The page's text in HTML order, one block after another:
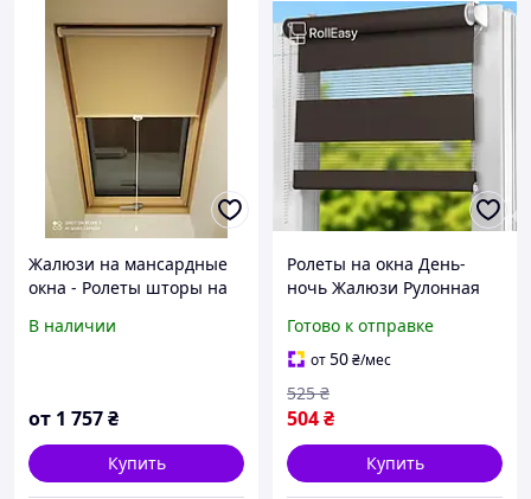
Жалюзи на мансардные
окна - Ролеты шторы на
25
В наличии
от 1 757₴
Купить
Ролеты на окна День-
ночь Жалюзи Рулонная
наклон Рулонные шторы
Ролета тканевая лен D-
203 Темно-коричневый
Готово к отправке
от50₴/мес
504₴
525 ₴
Купить